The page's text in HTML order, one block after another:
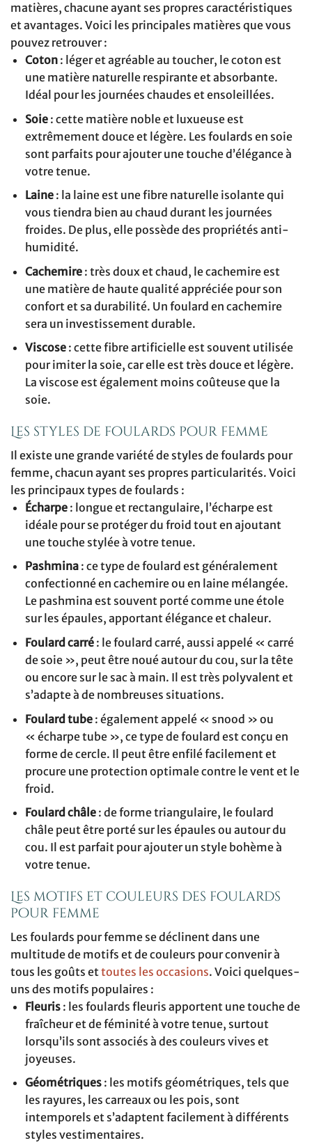
matières, chacune ayant ses propres caractéristiques
et avantages. Voici les principales matières que vous
pouvez retrouver :
Coton: léger et agréable au toucher, le coton est
une matière naturelle respirante et absorbante.
Idéal pour les journées chaudes et ensoleillées.
Soie: cette matière noble et luxueuse est
extrêmement douce et légère. Les foulards en soie
sont parfaits pour ajouter une touche d’élégance à
votre tenue.
Laine: la laine est une fibre naturelle isolante qui
vous tiendra bien au chaud durant les journées
froides. De plus, elle possède des propriétés anti-
humidité.
Cachemire: très doux et chaud, le cachemire est
une matière de haute qualité appréciée pour son
confort et sa durabilité. Un foulard en cachemire
sera un investissement durable.
Viscose: cette fibre artificielle est souvent utilisée
pour imiter la soie, car elle est très douce et légère.
La viscose est également moins coûteuse que la
soie.
Les styles de foulards pour femme
Il existe une grande variété de styles de foulards pour
femme, chacun ayant ses propres particularités. Voici
les principaux types de foulards :
Écharpe: longue et rectangulaire, l’écharpe est
idéale pour se protéger du froid tout en ajoutant
une touche stylée à votre tenue.
Pashmina: ce type de foulard est généralement
confectionné en cachemire ou en laine mélangée.
Le pashmina est souvent porté comme une étole
sur les épaules, apportant élégance et chaleur.
Foulard carré: le foulard carré, aussi appelé « carré
de soie », peut être noué autour du cou, sur la tête
ou encore sur le sac à main. Il est très polyvalent et
s’adapte à de nombreuses situations.
Foulard tube: également appelé « snood » ou
« écharpe tube », ce type de foulard est conçu en
forme de cercle. Il peut être enfilé facilement et
procure une protection optimale contre le vent et le
froid.
Foulard châle: de forme triangulaire, le foulard
châle peut être porté sur les épaules ou autour du
cou. Il est parfait pour ajouter un style bohème à
votre tenue.
Les motifs et couleurs des foulards
pour femme
Les foulards pour femme se déclinent dans une
multitude de motifs et de couleurs pour convenir à
tous les goûts et toutes les occasions. Voici quelques-
uns des motifs populaires :
Fleuris: les foulards fleuris apportent une touche de
fraîcheur et de féminité à votre tenue, surtout
lorsqu’ils sont associés à des couleurs vives et
joyeuses.
Géométriques: les motifs géométriques, tels que
les rayures, les carreaux ou les pois, sont
intemporels et s’adaptent facilement à différents
styles vestimentaires.